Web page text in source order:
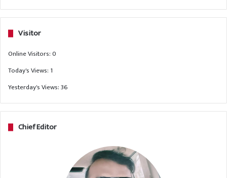
Visitor
Online Visitors:0
Today's Views: 1
Yesterday's Views:36
Chief Editor